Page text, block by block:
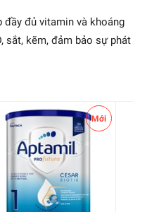
đầy đủ vitamin và khoáng
sắt, kẽm, đảm bảo sự phát
Mới